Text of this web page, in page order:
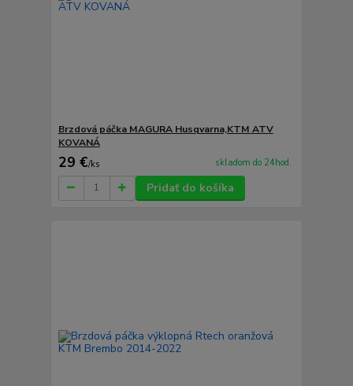
Brzdová páčka MAGURA Husqvarna,KTM ATV
KOVANÁ
29 €/ks skladom do 24hod.
Pridať do košíka